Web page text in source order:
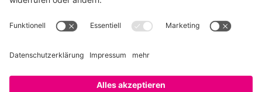
Über SAATKORN